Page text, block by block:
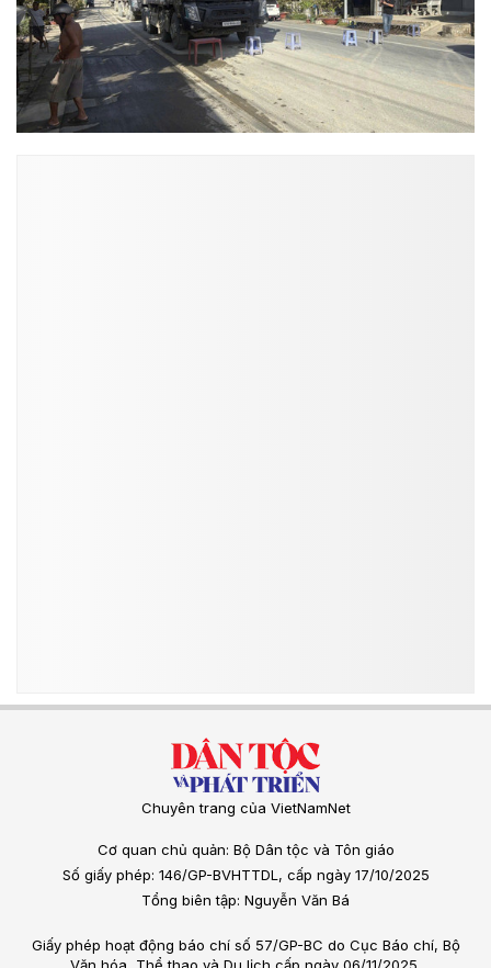
Chuyên trang của VietNamNet
Cơ quan chủ quản: Bộ Dân tộc và Tôn giáo
Số giấy phép: 146/GP-BVHTTDL, cấp ngày 17/10/2025
Tổng biên tập: Nguyễn Văn Bá
Giấy phép hoạt động báo chí số 57/GP-BC do Cục Báo chí, Bộ